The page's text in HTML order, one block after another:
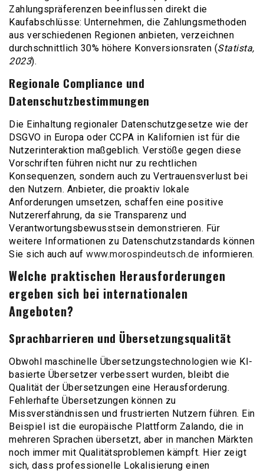
Zahlungspräferenzen beeinflussen direkt die
Kaufabschlüsse: Unternehmen, die Zahlungsmethoden
aus verschiedenen Regionen anbieten, verzeichnen
durchschnittlich 30% höhere Konversionsraten (Statista,
2023).
Regionale Compliance und
Datenschutzbestimmungen
Die Einhaltung regionaler Datenschutzgesetze wie der
DSGVO in Europa oder CCPA in Kalifornien ist für die
Nutzerinteraktion maßgeblich. Verstöße gegen diese
Vorschriften führen nicht nur zu rechtlichen
Konsequenzen, sondern auch zu Vertrauensverlust bei
den Nutzern. Anbieter, die proaktiv lokale
Anforderungen umsetzen, schaffen eine positive
Nutzererfahrung, da sie Transparenz und
Verantwortungsbewusstsein demonstrieren. Für
weitere Informationen zu Datenschutzstandards können
Sie sich auch auf www.morospindeutsch.de informieren.
Welche praktischen Herausforderungen
ergeben sich bei internationalen
Angeboten?
Sprachbarrieren und Übersetzungsqualität
Obwohl maschinelle Übersetzungstechnologien wie KI-
basierte Übersetzer verbessert wurden, bleibt die
Qualität der Übersetzungen eine Herausforderung.
Fehlerhafte Übersetzungen können zu
Missverständnissen und frustrierten Nutzern führen. Ein
Beispiel ist die europäische Plattform Zalando, die in
mehreren Sprachen übersetzt, aber in manchen Märkten
noch immer mit Qualitätsproblemen kämpft. Hier zeigt
sich, dass professionelle Lokalisierung einen